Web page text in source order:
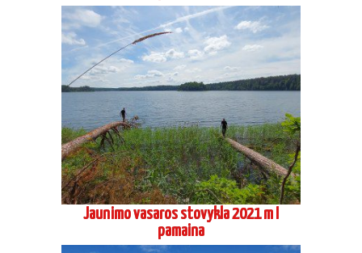
Jaunimo vasaros stovykla 2021 m I
pamaina